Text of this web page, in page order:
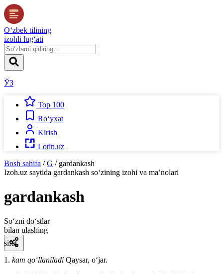
O‘zbek tilining
izohli lug‘ati
ЎЗ
Top 100
Ro‘yxat
Kirish
Lotin.uz
Bosh sahifa / G / gardankash
Izoh.uz saytida gardankash so‘zining izohi va ma’nolari
gardankash
So‘zni do‘stlar
bilan ulashing
sifat
1. kam qo‘llaniladi Qaysar, oʻjar.